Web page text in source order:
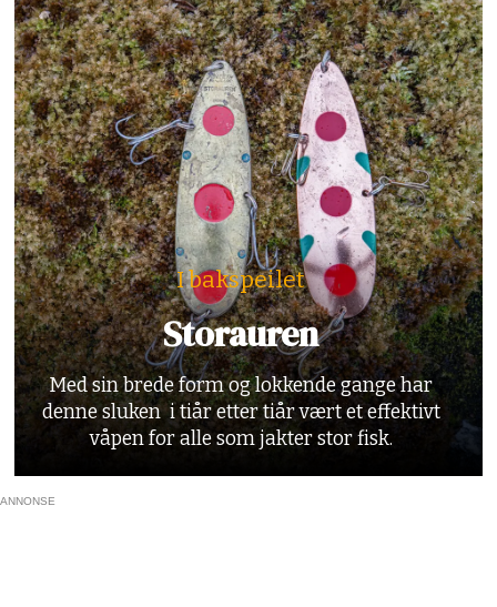
I bakspeilet
Storauren
Med sin brede form og lokkende gange har
denne sluken i tiår etter tiår vært et effektivt
våpen for alle som jakter stor fisk.
ANNONSE